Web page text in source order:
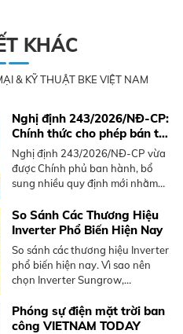
KHÁC
& KỸ THUẬT BKE VIỆT NAM
Nghị định 243/2026/NĐ-CP:
Chính thức cho phép bán tối
đa 50% điện mặt trời mái
nhà dư thừa
Nghị định 243/2026/NĐ-CP vừa
được Chính phủ ban hành, bổ
sung nhiều quy định mới nhằm
mái nhà, nổi bật là cơ chế bán
điện dư lên lưới.
So Sánh Các Thương Hiệu
Inverter Phổ Biến Hiện Nay
So sánh các thương hiệu Inverter
phổ biến hiện nay. Vì sao nên
chọn Inverter Sungrow,
từ BKE Solar.
Phóng sự điện mặt trời ban
công VIETNAM TODAY